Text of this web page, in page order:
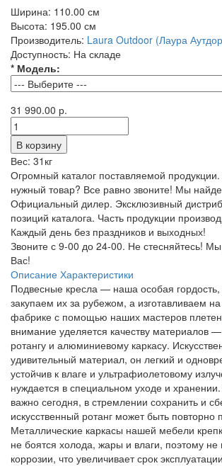
Ширина: 110.00 см
Высота: 195.00 см
Производитель: Laura Outdoor (Лаура
Доступность: На складе
* Модель:
31 990.00 р.
Вес: 31кг
Огромный каталог поставляемой
нужный товар? Все равно звоните! Мы
Официальный дилер. Эксклюзивный
позиций каталога. Часть продукции
Каждый день без праздников и выходных!
Звоните с 9-00 до 24-00. Не стесняйтесь!
Вас!
Описание Характеристики
Подвесные кресла — наша особая гордость,
закупаем их за рубежом, а изготавливаем
фабрике с помощью наших мастеров
внимание уделяется качеству материалов
ротангу и алюминиевому каркасу.
удивительный материал, он легкий и
устойчив к влаге и ультрафиолетовому
нуждается в специальном уходе и
важно сегодня, в стремлении сохранить и
искусственный ротанг может быть повторно
Металлические каркасы нашей мебели
не боятся холода, жары и влаги, поэтому
коррозии, что увеличивает срок